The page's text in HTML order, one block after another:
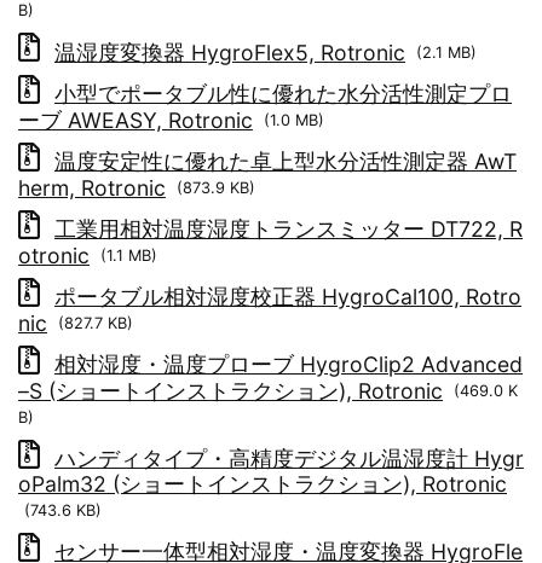
B)
温湿度変換器 HygroFlex5, Rotronic (2.1 MB)
小型でポータブル性に優れた水分活性測定プロ
ーブ AWEASY, Rotronic
(1.0 MB)
温度安定性に優れた卓上型水分活性測定器 AwT
herm, Rotronic
(873.9 KB)
工業用相対温度湿度トランスミッター DT722, R
otronic
(1.1 MB)
ポータブル相対湿度校正器 HygroCal100, Rotro
nic
(827.7 KB)
相対湿度・温度プローブ HygroClip2 Advanced
–S (ショートインストラクション), Rotronic
(469.0 K
B)
ハンディタイプ・高精度デジタル温湿度計 Hygr
oPalm32 (ショートインストラクション), Rotronic
(743.6 KB)
センサー一体型相対湿度・温度変換器 HygroFle